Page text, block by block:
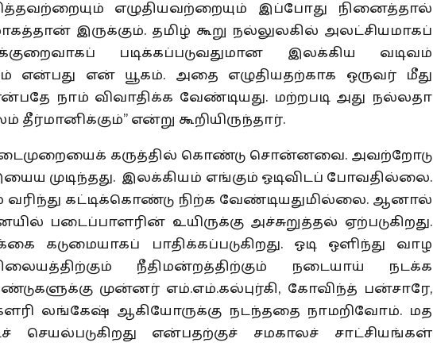
எழுதியவற்றையும் இப்போது நினைத்தால்
இருக்கும். தமிழ் கூறு நல்லுலகில் அலட்சியமாகப்
படிக்கப்படுவதுமான இலக்கிய வடிவம்
என்பது என் யூகம். அதை எழுதியதற்காக ஒருவர் மீது
நாம் விவாதிக்க வேண்டியது. மற்றபடி அது நல்லதா
என்று கூறியிருந்தார்.
கருத்தில் கொண்டு சொன்னவை. அவற்றோடு
முடிந்தது. இலக்கியம் எங்கும் ஓடிவிடப் போவதில்லை.
வரிந்து கட்டிக்கொண்டு நிற்க வேண்டியதுமில்லை. ஆனால்
படைப்பாளரின் உயிருக்கு அச்சுறுத்தல் ஏற்படுகிறது.
கடுமையாகப் பாதிக்கப்படுகிறது. ஓடி ஒளிந்து வாழ
நீதிமன்றத்திற்கும் நடையாய் நடக்க
முன்னர் எம்.எம்.கல்புர்கி, கோவிந்த் பன்சாரே,
லங்கேஷ் ஆகியோருக்கு நடந்ததை நாமறிவோம். மத
செயல்படுகிறது என்பதற்குச் சமகாலச் சாட்சியங்கள்